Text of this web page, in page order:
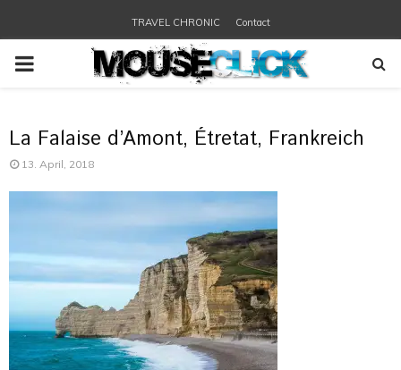
TRAVEL CHRONIC Contact
PRIMARY
La Falaise d’Amont, Étretat, Frankreich
13. April, 2018